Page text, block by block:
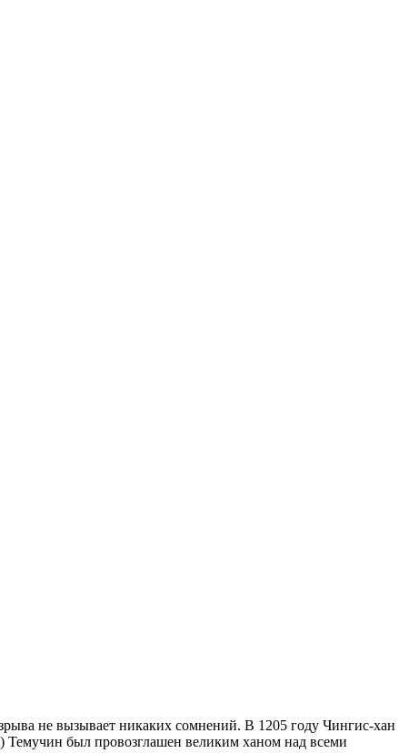
не вызывает никаких сомнений. В 1205 году Чингис-хан
Темучин был провозглашен великим ханом над всеми